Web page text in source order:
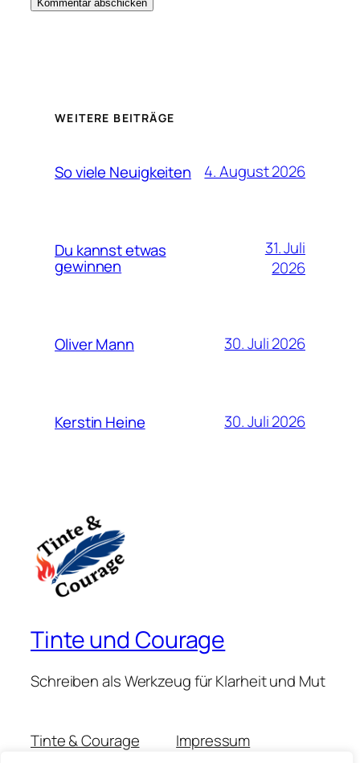
WEITERE BEITRÄGE
So viele Neuigkeiten 4. August 2026
Du kannst etwas
gewinnen
31. Juli
2026
Oliver Mann 30. Juli 2026
Kerstin Heine 30. Juli 2026
Tinte und Courage
Schreiben als Werkzeug für Klarheit und Mut
Tinte & Courage
Impressum